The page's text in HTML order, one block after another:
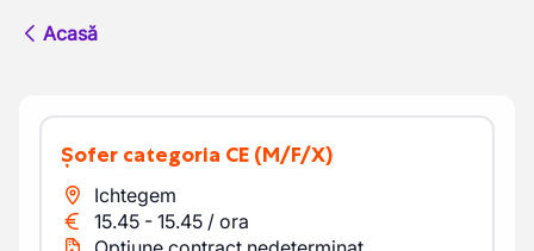
Acasă
Șofer categoria CE (M/F/X)
Ichtegem
15.45 - 15.45 / ora